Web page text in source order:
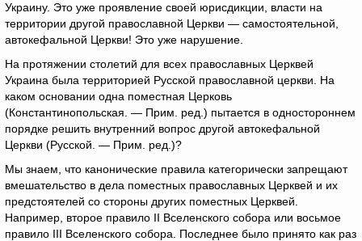
Украину. Это уже проявление своей юрисдикции, власти на
территории другой православной Церкви — самостоятельной,
автокефальной Церкви! Это уже нарушение.
На протяжении столетий для всех православных Церквей
Украина была территорией Русской православной церкви. На
каком основании одна поместная Церковь
(Константинопольская. — Прим. ред.) пытается в одностороннем
порядке решить внутренний вопрос другой автокефальной
Церкви (Русской. — Прим. ред.)?
Мы знаем, что канонические правила категорически запрещают
вмешательство в дела поместных православных Церквей и их
предстоятелей со стороны других поместных Церквей.
Например, второе правило II Вселенского собора или восьмое
правило III Вселенского собора. Последнее было принято как раз